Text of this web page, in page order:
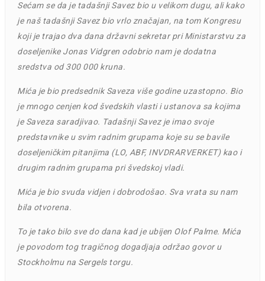
Sećam se da je tadašnji Savez bio u velikom dugu, ali kako
je naš tadašnji Savez bio vrlo značajan, na tom Kongresu
koji je trajao dva dana državni sekretar pri Ministarstvu za
doseljenike Jonas Vidgren odobrio nam je dodatna
sredstva od 300 000 kruna.
Mića je bio predsednik Saveza više godine uzastopno. Bio
je mnogo cenjen kod švedskih vlasti i ustanova sa kojima
je Saveza saradjivao. Tadašnji Savez je imao svoje
predstavnike u svim radnim grupama koje su se bavile
doseljeničkim pitanjima (LO, ABF, INVDRARVERKET) kao i
drugim radnim grupama pri švedskoj vladi.
Mića je bio svuda vidjen i dobrodošao. Sva vrata su nam
bila otvorena.
To je tako bilo sve do dana kad je ubijen Olof Palme. Mića
je povodom tog tragičnog dogadjaja održao govor u
Stockholmu na Sergels torgu.